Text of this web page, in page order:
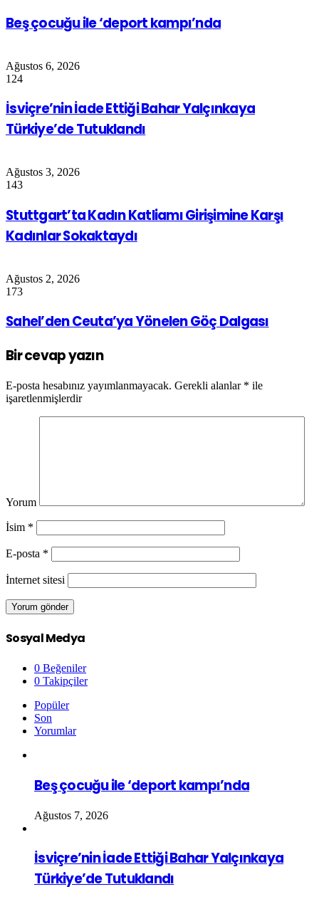
Beş çocuğu ile ‘deport kampı’nda
Ağustos 6, 2026
124
İsviçre’nin İade Ettiği Bahar Yalçınkaya
Türkiye’de Tutuklandı
Ağustos 3, 2026
143
Stuttgart’ta Kadın Katliamı Girişimine Karşı
Kadınlar Sokaktaydı
Ağustos 2, 2026
173
Sahel’den Ceuta’ya Yönelen Göç Dalgası
Bir cevap yazın
E-posta hesabınız yayımlanmayacak. Gerekli alanlar * ile
işaretlenmişlerdir
Yorum
İsim *
E-posta *
İnternet sitesi
Sosyal Medya
0 Beğeniler
0 Takipçiler
Popüler
Son
Yorumlar
Beş çocuğu ile ‘deport kampı’nda
Ağustos 7, 2026
İsviçre’nin İade Ettiği Bahar Yalçınkaya
Türkiye’de Tutuklandı